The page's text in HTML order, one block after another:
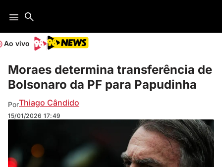
Ao vivo
Moraes determina transferência de
Bolsonaro da PF para Papudinha
PorThiago Cândido
15/01/2026 17:49